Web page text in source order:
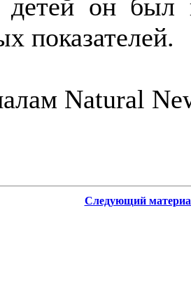
детей он
показателей.
Natural
Следующий